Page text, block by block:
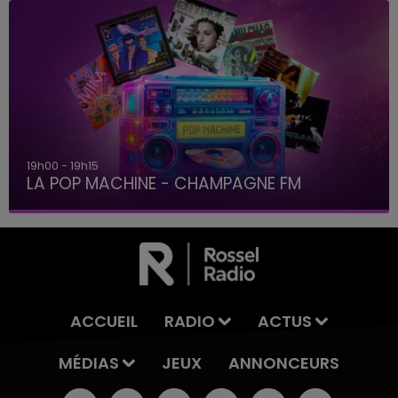
19h00 - 19h15
LA POP MACHINE - CHAMPAGNE FM
ACCUEIL RADIO
ACTUS
MÉDIAS
JEUX ANNONCEURS